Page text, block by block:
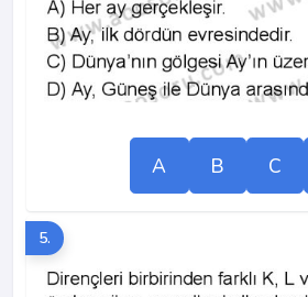
A B C
5.